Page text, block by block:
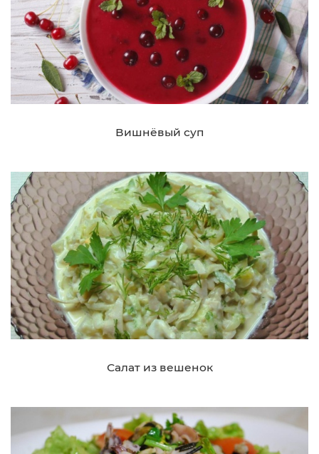
Вишнёвый суп
Салат из вешенок